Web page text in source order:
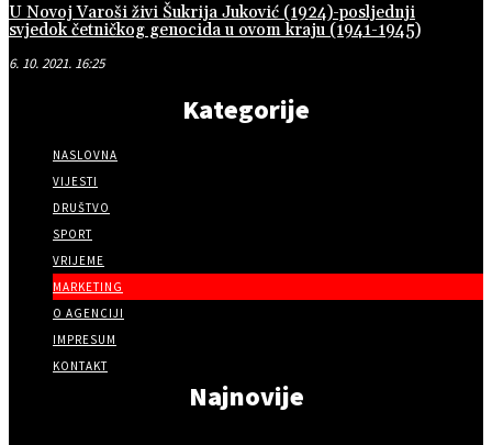
U Novoj Varoši živi Šukrija Juković (1924)-posljednji
svjedok četničkog genocida u ovom kraju (1941-1945)
6. 10. 2021. 16:25
Kategorije
NASLOVNA
VIJESTI
DRUŠTVO
SPORT
VRIJEME
MARKETING
O AGENCIJI
IMPRESUM
KONTAKT
Najnovije